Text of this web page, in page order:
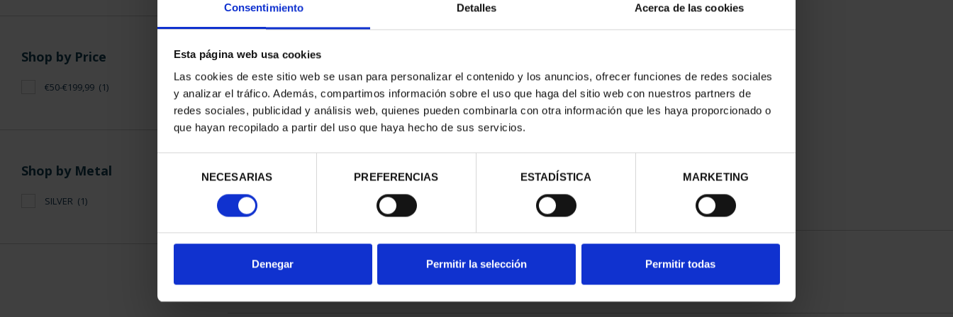
Consentimiento Detalles Acerca de las cookies
Esta página web usa cookies
Las cookies de este sitio web se usan para personalizar el contenido y los anuncios, ofrecer funciones de redes sociales
y analizar el tráfico. Además, compartimos información sobre el uso que haga del sitio web con nuestros partners de
redes sociales, publicidad y análisis web, quienes pueden combinarla con otra información que les haya proporcionado o
que hayan recopilado a partir del uso que haya hecho de sus servicios.
consentimiento
NECESARIAS PREFERENCIAS ESTADÍSTICA MARKETING
Denegar Permitir la selección Permitir todas
Shop by Price
€50-€199,99 (1)
Shop by Metal
SILVER (1)
NATIONAL HERITAGE II -
ROYAL PALACE OF M...
SORT BY: